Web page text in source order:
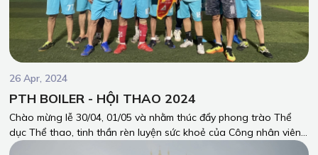
26 Apr, 2024
PTH BOILER - HỘI THAO 2024
Chào mừng lễ 30/04, 01/05 và nhằm thúc đẩy phong trào Thể
dục Thể thao, tinh thần rèn luyện sức khoẻ của Công nhân viên
Công ty Phúc Trường Hải (PTH). Những ngày qua, PTH Boiler đã